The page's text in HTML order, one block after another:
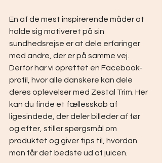
En af de mest inspirerende måder at
holde sig motiveret på sin
sundhedsrejse er at dele erfaringer
med andre, der er på samme vej.
Derfor har vi oprettet en Facebook-
profil, hvor alle danskere kan dele
deres oplevelser med Zestal Trim. Her
kan du finde et fællesskab af
ligesindede, der deler billeder af før
og efter, stiller spørgsmål om
produktet og giver tips til, hvordan
man får det bedste ud af juicen.